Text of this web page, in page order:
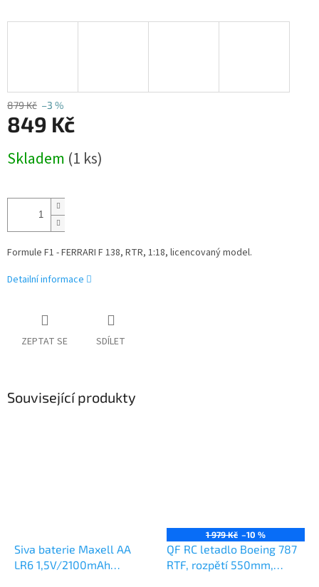
879 Kč –3 %
849 Kč
cena:
Skladem (1 ks)
Formule F1 - FERRARI F 138, RTR, 1:18, licencovaný model.
Detailní informace
ZEPTAT SE SDÍLET
Související produkty
Siva baterie Maxell AA
LR6 1,5V/2100mAh
1 979 Kč –10 %
QF RC letadlo Boeing 787
RTF, rozpětí 550mm,